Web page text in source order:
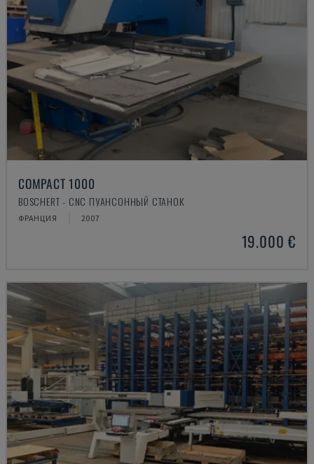
COMPACT 1000
BOSCHERT - CNC ПУАНСОННЫЙ СТАНОК
ФРАНЦИЯ 2007
19.000 €